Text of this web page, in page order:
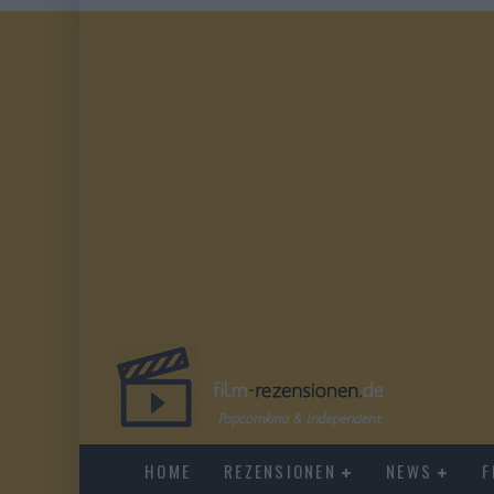
HOME REZENSIONEN NEWS